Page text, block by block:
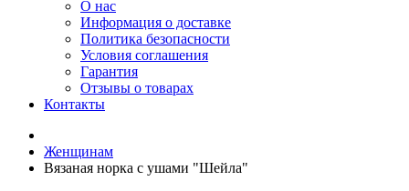
О нас
Информация о доставке
Политика безопасности
Условия соглашения
Гарантия
Отзывы о товарах
Контакты
Женщинам
Вязаная норка с ушами "Шейла"